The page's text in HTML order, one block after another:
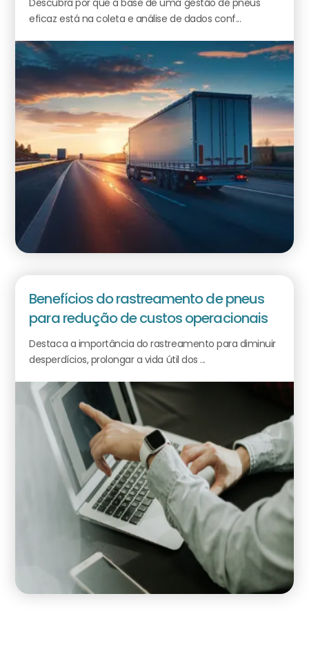
eficaz está na coleta e análise de dados conf...
Benefícios do rastreamento de pneus
para redução de custos operacionais
Destaca a importância do rastreamento para diminuir
desperdícios, prolongar a vida útil dos ...